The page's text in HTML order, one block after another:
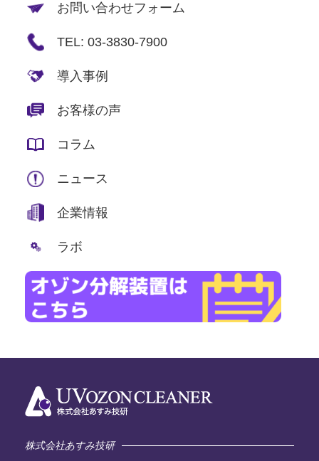
お問い合わせフォーム
TEL: 03-3830-7900
導入事例
お客様の声
コラム
ニュース
企業情報
ラボ
株式会社あすみ技研